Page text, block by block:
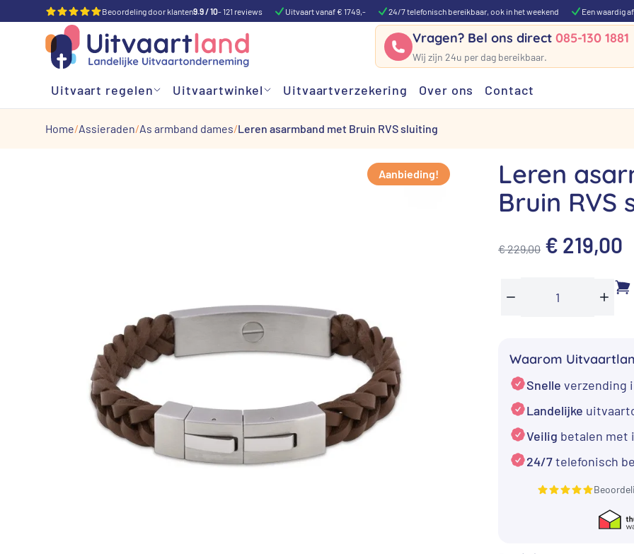
Beoordeling door klanten9.9 / 10- 121 reviews Uitvaart vanaf € 1749,- 24/7 telefonisch bereikbaar, ook in het weekend Een waardig
Vragen? Bel ons direct085-130 1881
Wij zijn 24u per dag bereikbaar.
Uitvaart regelen Uitvaartwinkel Uitvaartverzekering Over ons Contact
Home Assieraden As armband dames Leren asarmband met Bruin RVS sluiting
Aanbieding!
Leren
Bruin RVS
€229,00
was:
€ 219,00
Bruin
RVS
sluiting
aantal
Waarom
Snelle verzending
Landelijke
Veilig betalen met
24/7telefonisch